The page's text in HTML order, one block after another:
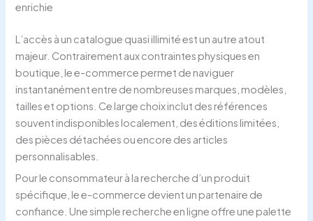
enrichie
L’accès à un catalogue quasi illimité est un autre atout
majeur. Contrairement aux contraintes physiques en
boutique, le e-commerce permet de naviguer
instantanément entre de nombreuses marques, modèles,
tailles et options. Ce large choix inclut des références
souvent indisponibles localement, des éditions limitées,
des pièces détachées ou encore des articles
personnalisables.
Pour le consommateur à la recherche d’un produit
spécifique, le e-commerce devient un partenaire de
confiance. Une simple recherche en ligne offre une palette